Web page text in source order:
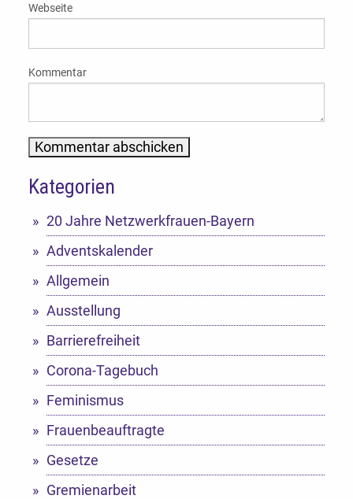
Webseite
Kommentar
Alternative:
Kategorien
20 Jahre Netzwerkfrauen-Bayern
Adventskalender
Allgemein
Ausstellung
Barrierefreiheit
Corona-Tagebuch
Feminismus
Frauenbeauftragte
Gesetze
Gremienarbeit